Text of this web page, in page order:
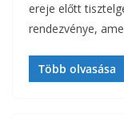
ereje előtt
rendezvénye,
Több olvasása